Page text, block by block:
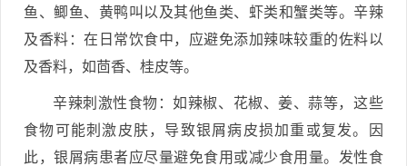
鱼、鲫鱼、黄鸭叫以及其他鱼类、虾类和蟹类等。辛辣
及香料：在日常饮食中，应避免添加辣味较重的佐料以
及香料，如茴香、桂皮等。
辛辣刺激性食物：如辣椒、花椒、姜、蒜等，这些
食物可能刺激皮肤，导致银屑病皮损加重或复发。因
此，银屑病患者应尽量避免食用或减少食用量。发性食